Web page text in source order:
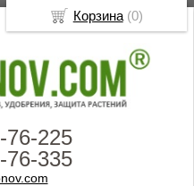
76-225
76-335
Корзина(0)